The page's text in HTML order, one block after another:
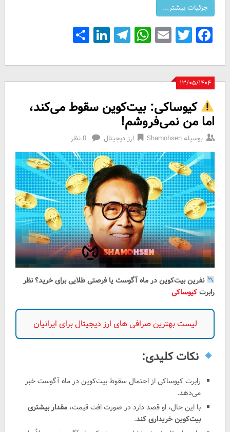
Facebook
Twitter
Email
WhatsApp
Telegram
LinkedIn
Share
۱۳/۰۵/۱۴۰۴
کیوساکی: بیت‌کوین سقوط می‌کند،
اما من نمی‌فروشم!
بوسیلهShamohsen ارز دیجیتال 0 نظر
نفرین بیت‌کوین در ماه آگوست یا فرصتی طلایی برای خرید؟ نظر
رابرتکیوساکی
لیست بهترین صرافی های ارز دیجیتال برای ایرانیان
نکات کلیدی:
رابرت کیوساکی از احتمال سقوط بیت‌کوین در ماه آگوست خبر
می‌دهد.
با این حال، او قصد دارد در صورت افت قیمت، مقدار بیشتری
بیت‌کوین خریداری کند.